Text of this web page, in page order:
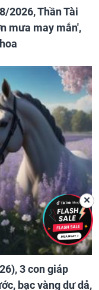
2026, Thần Tài
mưa may mắn',
3 con giáp
bạc vàng dư dả,
✕